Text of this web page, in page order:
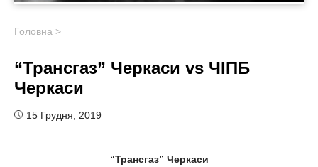
Головна >
“Трансгаз” Черкаси vs ЧІПБ
Черкаси
15 Грудня, 2019
“Трансгаз” Черкаси